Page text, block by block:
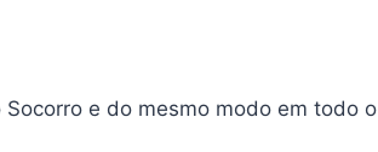
e do mesmo modo em todo o